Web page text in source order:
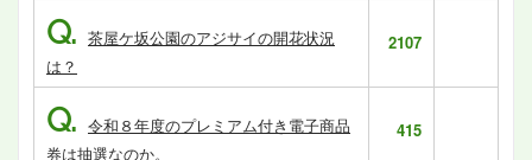
Q. 茶屋ケ坂公園のアジサイの開花状況
は？
2107
Q. 令和８年度のプレミアム付き電子商品
券は抽選なのか。
415